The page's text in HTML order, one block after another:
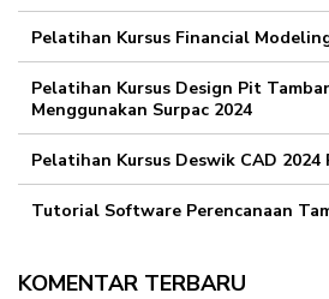
Pelatihan Kursus Financial
Pelatihan Kursus Design Pit
Menggunakan Surpac 2024
Pelatihan Kursus Deswik CAD 2024
Tutorial Software Perencanaan
KOMENTAR TERBARU